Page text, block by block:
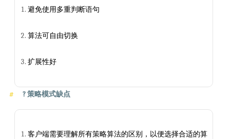
避免使用多重判断语句
算法可自由切换
扩展性好
?策略模式缺点
客户端需要理解所有策略算法的区别，以便选择合适的算